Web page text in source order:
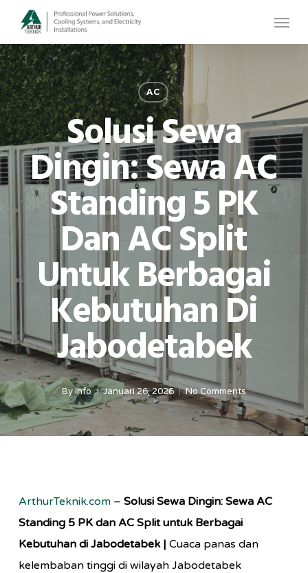
main
content
Menu
AC
Solusi Sewa
Dingin: Sewa AC
Standing 5 PK
Dan AC Split
Untuk Berbagai
Kebutuhan Di
Jabodetabek
Byinfo Januari 26, 2026 No Comments
ArthurTeknik.com– Solusi Sewa Dingin: Sewa AC
Standing 5 PK dan AC Split untuk Berbagai
Kebutuhan di Jabodetabek | Cuaca panas dan
kelembaban tinggi di wilayah Jabodetabek